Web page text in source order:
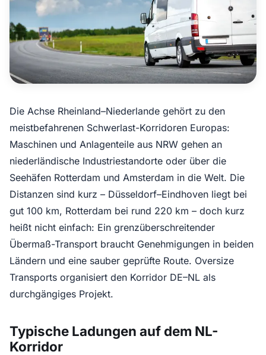
Die Achse Rheinland–Niederlande gehört zu den
meistbefahrenen Schwerlast-Korridoren Europas:
Maschinen und Anlagenteile aus NRW gehen an
niederländische Industriestandorte oder über die
Seehäfen Rotterdam und Amsterdam in die Welt. Die
Distanzen sind kurz – Düsseldorf–Eindhoven liegt bei
gut 100 km, Rotterdam bei rund 220 km – doch kurz
heißt nicht einfach: Ein grenzüberschreitender
Übermaß-Transport braucht Genehmigungen in beiden
Ländern und eine sauber geprüfte Route. Oversize
Transports organisiert den Korridor DE–NL als
durchgängiges Projekt.
Typische Ladungen auf dem NL-
Korridor